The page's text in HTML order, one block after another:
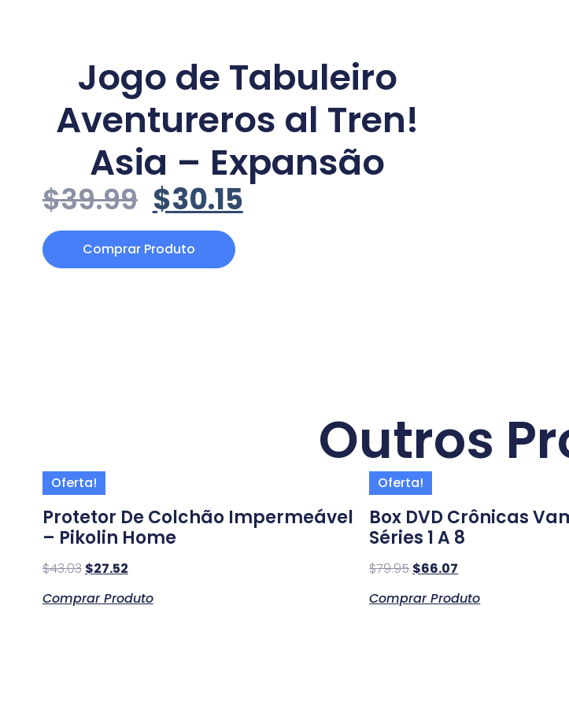
Jogo de Tabuleiro
Aventureros al Tren!
Asia – Expansão
$39.99 $30.15
Comprar Produto
Outros
Oferta!
Protetor De Colchão Impermeável
– Pikolin Home
$43.03 $27.52
Comprar Produto
Oferta!
Box DVD Crônicas
Séries 1 A 8
$79.95 $66.07
Comprar Produto